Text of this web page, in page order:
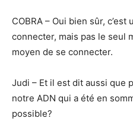
COBRA – Oui bien sûr,
connecter, mais pas le seul
moyen de se connecter.
Judi – Et il est dit aussi que
notre ADN qui a été en
possible?